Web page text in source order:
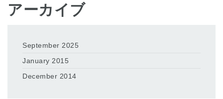
アーカイブ
September 2025
January 2015
December 2014